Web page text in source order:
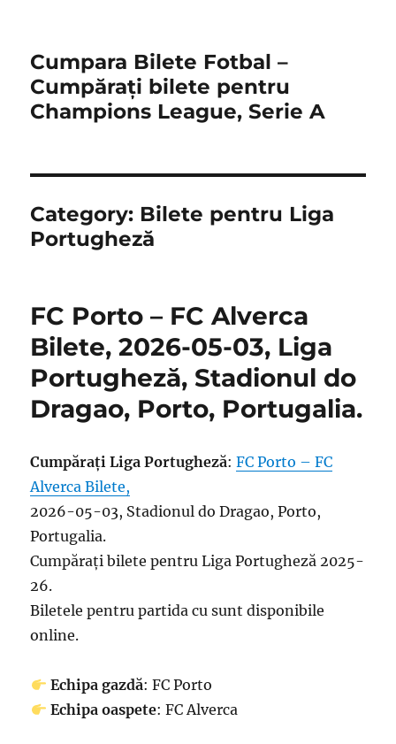
Cumpara Bilete Fotbal –
Cumpărați bilete pentru
Champions League, Serie A
Category: Bilete pentru Liga
Portugheză
FC Porto – FC Alverca
Bilete, 2026-05-03, Liga
Portugheză, Stadionul do
Dragao, Porto, Portugalia.
Cumpărați Liga Portugheză:FC Porto – FC
Alverca Bilete,
2026-05-03, Stadionul do Dragao, Porto,
Portugalia.
Cumpărați bilete pentru Liga Portugheză 2025-
26.
Biletele pentru partida cu sunt disponibile
online.
Echipa gazdă: FC Porto
Echipa oaspete: FC Alverca